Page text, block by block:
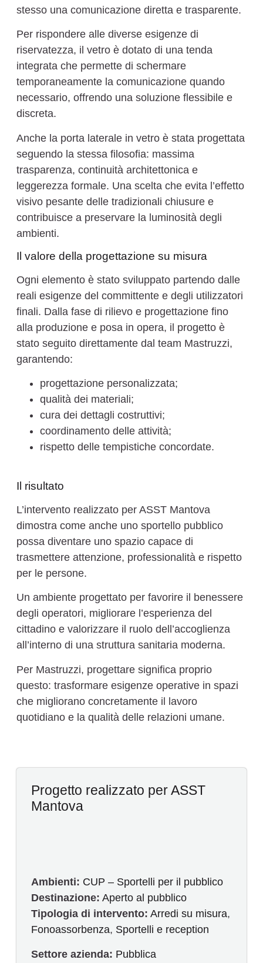
stesso una comunicazione diretta e trasparente.
Per rispondere alle diverse esigenze di
riservatezza, il vetro è dotato di una tenda
integrata che permette di schermare
temporaneamente la comunicazione quando
necessario, offrendo una soluzione flessibile e
discreta.
Anche la porta laterale in vetro è stata progettata
seguendo la stessa filosofia: massima
trasparenza, continuità architettonica e
leggerezza formale. Una scelta che evita l’effetto
visivo pesante delle tradizionali chiusure e
contribuisce a preservare la luminosità degli
ambienti.
Il valore della progettazione su misura
Ogni elemento è stato sviluppato partendo dalle
reali esigenze del committente e degli utilizzatori
finali. Dalla fase di rilievo e progettazione fino
alla produzione e posa in opera, il progetto è
stato seguito direttamente dal team Mastruzzi,
garantendo:
progettazione personalizzata;
qualità dei materiali;
cura dei dettagli costruttivi;
coordinamento delle attività;
rispetto delle tempistiche concordate.
Il risultato
L’intervento realizzato per ASST Mantova
dimostra come anche uno sportello pubblico
possa diventare uno spazio capace di
trasmettere attenzione, professionalità e rispetto
per le persone.
Un ambiente progettato per favorire il benessere
degli operatori, migliorare l’esperienza del
cittadino e valorizzare il ruolo dell’accoglienza
all’interno di una struttura sanitaria moderna.
Per Mastruzzi, progettare significa proprio
questo: trasformare esigenze operative in spazi
che migliorano concretamente il lavoro
quotidiano e la qualità delle relazioni umane.
Progetto realizzato per ASST
Mantova
Ambienti: CUP – Sportelli per il pubblico
Destinazione: Aperto al pubblico
Tipologia di intervento: Arredi su misura,
Fonoassorbenza, Sportelli e reception
Settore azienda: Pubblica